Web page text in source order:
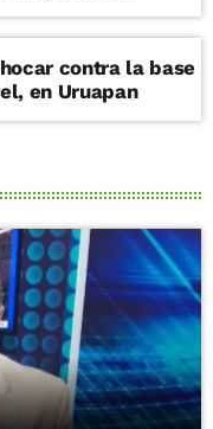
contra la base
en Uruapan